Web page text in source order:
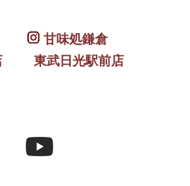
甘味処鎌倉
東武日光駅前店